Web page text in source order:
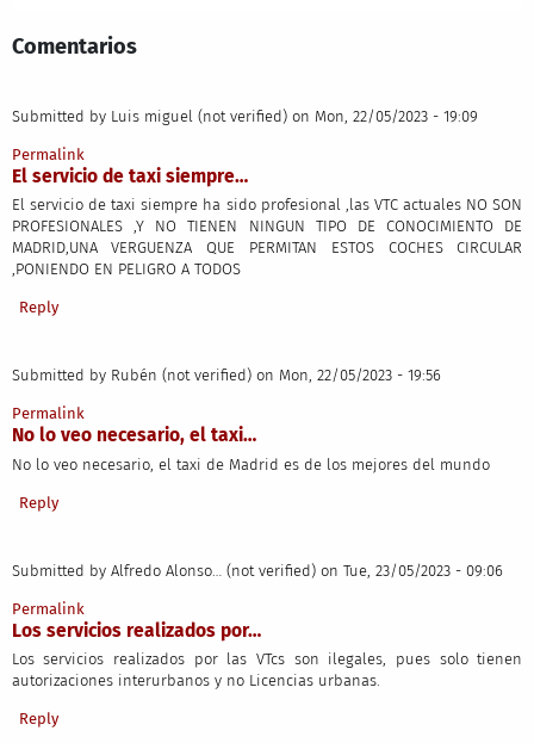
Comentarios
Submitted by Luis miguel (not verified) on Mon, 22/05/2023 - 19:09
Permalink
El servicio de taxi siempre…
El servicio de taxi siempre ha sido profesional ,las VTC actuales NO SON
PROFESIONALES ,Y NO TIENEN NINGUN TIPO DE CONOCIMIENTO DE
MADRID,UNA VERGUENZA QUE PERMITAN ESTOS COCHES CIRCULAR
,PONIENDO EN PELIGRO A TODOS
Reply
Submitted by Rubén (not verified) on Mon, 22/05/2023 - 19:56
Permalink
No lo veo necesario, el taxi…
No lo veo necesario, el taxi de Madrid es de los mejores del mundo
Reply
Submitted by Alfredo Alonso… (not verified) on Tue, 23/05/2023 - 09:06
Permalink
Los servicios realizados por…
Los servicios realizados por las VTcs son ilegales, pues solo tienen
autorizaciones interurbanos y no Licencias urbanas.
Reply